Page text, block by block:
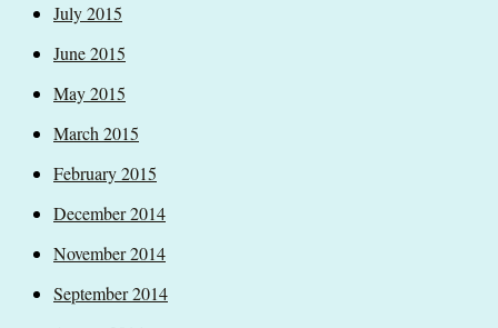
July 2015
June 2015
May 2015
March 2015
February 2015
December 2014
November 2014
September 2014